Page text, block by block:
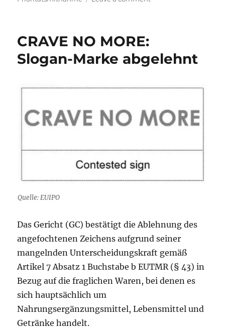
CRAVE NO MORE:
Slogan-Marke abgelehnt
Quelle: EUIPO
Das Gericht (GC) bestätigt die Ablehnung des
angefochtenen Zeichens aufgrund seiner
mangelnden Unterscheidungskraft gemäß
Artikel 7 Absatz 1 Buchstabe b EUTMR (§ 43) in
Bezug auf die fraglichen Waren, bei denen es
sich hauptsächlich um
Nahrungsergänzungsmittel, Lebensmittel und
Getränke handelt.